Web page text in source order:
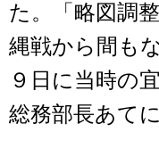
た。「略図調
縄戦から間も
９日に当時の
総務部長あて